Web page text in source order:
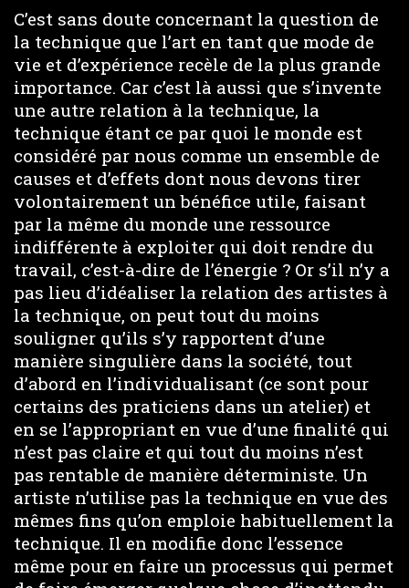
C’est sans doute concernant la question de
la technique que l’art en tant que mode de
vie et d’expérience recèle de la plus grande
importance. Car c’est là aussi que s’invente
une autre relation à la technique, la
technique étant ce par quoi le monde est
considéré par nous comme un ensemble de
causes et d’effets dont nous devons tirer
volontairement un bénéfice utile, faisant
par la même du monde une ressource
indifférente à exploiter qui doit rendre du
travail, c’est-à-dire de l’énergie ? Or s’il n’y a
pas lieu d’idéaliser la relation des artistes à
la technique, on peut tout du moins
souligner qu’ils s’y rapportent d’une
manière singulière dans la société, tout
d’abord en l’individualisant (ce sont pour
certains des praticiens dans un atelier) et
en se l’appropriant en vue d’une finalité qui
n’est pas claire et qui tout du moins n’est
pas rentable de manière déterministe. Un
artiste n’utilise pas la technique en vue des
mêmes fins qu’on emploie habituellement la
technique. Il en modifie donc l’essence
même pour en faire un processus qui permet